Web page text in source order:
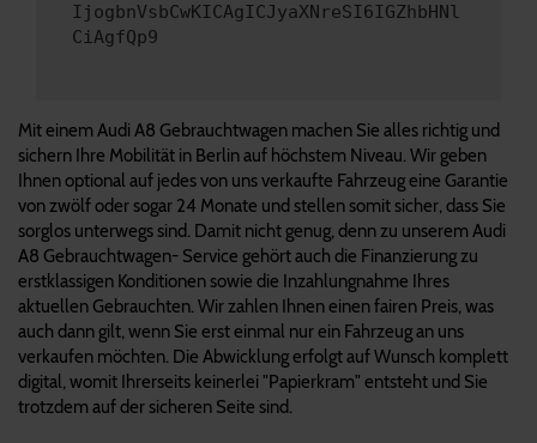
IjogbnVsbCwKICAgICJyaXNreSI6IGZhbHNl
CiAgfQp9
Mit einem Audi A8 Gebrauchtwagen machen Sie alles richtig und
sichern Ihre Mobilität in Berlin auf höchstem Niveau. Wir geben
Ihnen optional auf jedes von uns verkaufte Fahrzeug eine Garantie
von zwölf oder sogar 24 Monate und stellen somit sicher, dass Sie
sorglos unterwegs sind. Damit nicht genug, denn zu unserem Audi
A8 Gebrauchtwagen- Service gehört auch die Finanzierung zu
erstklassigen Konditionen sowie die Inzahlungnahme Ihres
aktuellen Gebrauchten. Wir zahlen Ihnen einen fairen Preis, was
auch dann gilt, wenn Sie erst einmal nur ein Fahrzeug an uns
verkaufen möchten. Die Abwicklung erfolgt auf Wunsch komplett
digital, womit Ihrerseits keinerlei "Papierkram" entsteht und Sie
trotzdem auf der sicheren Seite sind.